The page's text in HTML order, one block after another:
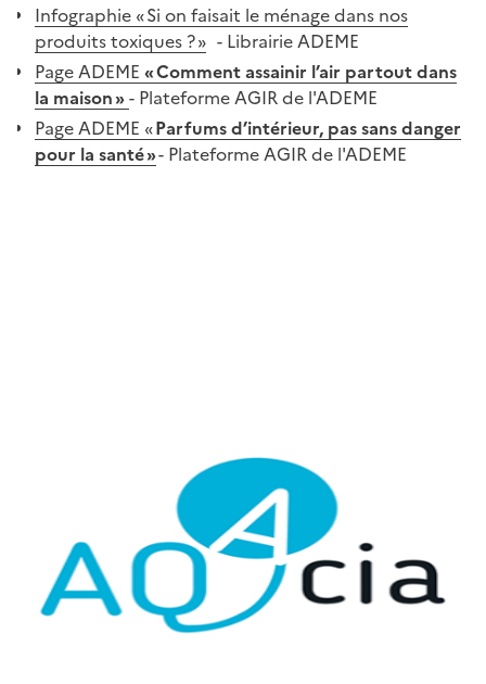
Infographie « Si on faisait le ménage dans nos
produits toxiques ? » - Librairie ADEME
Page ADEME « Comment assainir l’air partout dans
la maison »- Plateforme AGIR de l'ADEME
Page ADEME «Parfums d’intérieur, pas sans danger
pour la santé »- Plateforme AGIR de l'ADEME